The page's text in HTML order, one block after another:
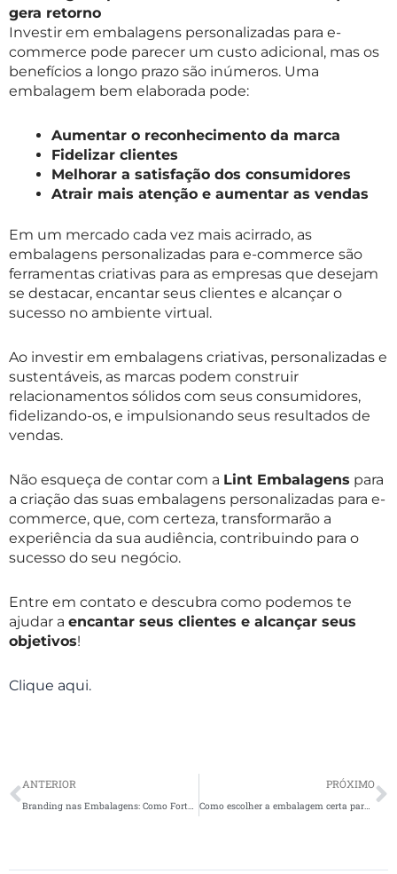
gera retorno
Investir em embalagens personalizadas para e-
commerce pode parecer um custo adicional, mas os
benefícios a longo prazo são inúmeros. Uma
embalagem bem elaborada pode:
Aumentar o reconhecimento da marca
Fidelizar clientes
Melhorar a satisfação dos consumidores
Atrair mais atenção e aumentar as vendas
Em um mercado cada vez mais acirrado, as
embalagens personalizadas para e-commerce são
ferramentas criativas para as empresas que desejam
se destacar, encantar seus clientes e alcançar o
sucesso no ambiente virtual.
Ao investir em embalagens criativas, personalizadas e
sustentáveis, as marcas podem construir
relacionamentos sólidos com seus consumidores,
fidelizando-os, e impulsionando seus resultados de
vendas.
Não esqueça de contar com a Lint Embalagens para
a criação das suas embalagens personalizadas para e-
commerce, que, com certeza, transformarão a
experiência da sua audiência, contribuindo para o
sucesso do seu negócio.
Entre em contato e descubra como podemos te
ajudar a encantar seus clientes e alcançar seus
objetivos!
Clique aqui.
Prev
ANTERIOR
Branding nas Embalagens: Como Fortalecer sua Marca com a Lint!
PRÓXIMO
Como escolher a embalagem certa para seu negócio